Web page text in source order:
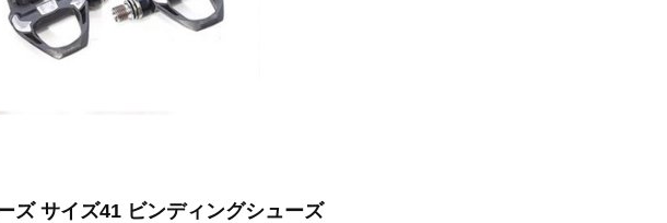
ズ サイズ41 ビンディングシューズ